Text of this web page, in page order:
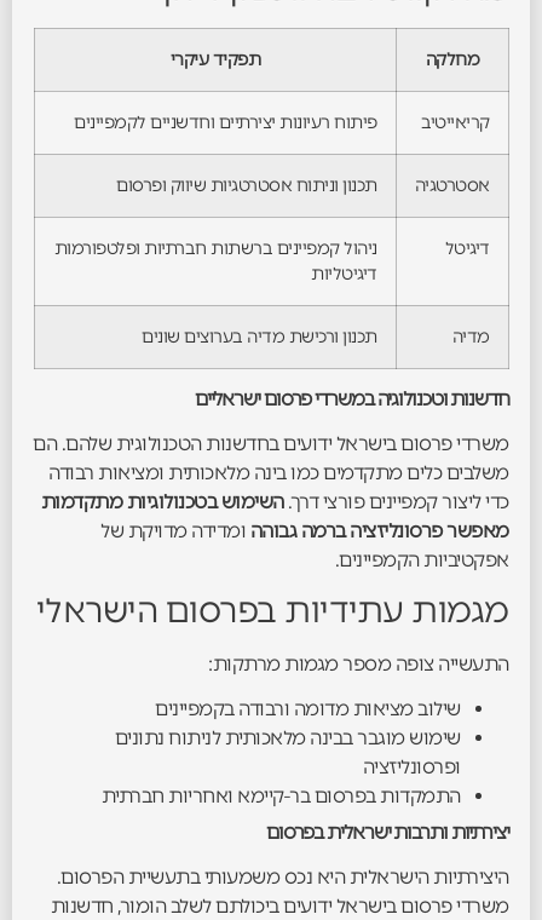
מחלקה תפקיד עיקרי
קריאייטיב פיתוח רעיונות יצירתיים וחדשניים לקמפיינים
אסטרטגיה תכנון וניתוח אסטרטגיות שיווק ופרסום
דיגיטל
ניהול קמפיינים ברשתות חברתיות ופלטפורמות
דיגיטליות
מדיה תכנון ורכישת מדיה בערוצים שונים
חדשנות וטכנולוגיה במשרדי פרסום ישראליים
משרדי פרסום בישראל ידועים בחדשנות הטכנולוגית שלהם. הם
משלבים כלים מתקדמים כמו בינה מלאכותית ומציאות רבודה
כדי ליצור קמפיינים פורצי דרך.השימוש בטכנולוגיות מתקדמות
מאפשר פרסונליזציה ברמה גבוהה ומדידה מדויקת של
אפקטיביות הקמפיינים.
מגמות עתידיות בפרסום הישראלי
התעשייה צופה מספר מגמות מרתקות:
שילוב מציאות מדומה ורבודה בקמפיינים
שימוש מוגבר בבינה מלאכותית לניתוח נתונים
ופרסונליזציה
התמקדות בפרסום בר-קיימא ואחריות חברתית
יצירתיות ותרבות ישראלית בפרסום
היצירתיות הישראלית היא נכס משמעותי בתעשיית הפרסום.
משרדי פרסום בישראל ידועים ביכולתם לשלב הומור, חדשנות